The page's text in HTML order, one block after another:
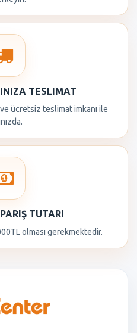
TESLIMAT
ücretsiz teslimat imkanı ile
TUTARI
olması gerekmektedir.